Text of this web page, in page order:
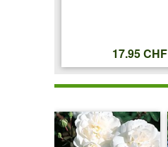
17.95 CHF